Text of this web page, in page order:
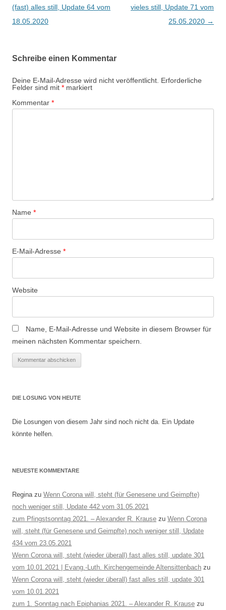
(fast) alles still, Update 64 vom
18.05.2020
vieles still, Update 71 vom
25.05.2020 →
Schreibe einen Kommentar
Deine E-Mail-Adresse wird nicht veröffentlicht. Erforderliche
Felder sind mit * markiert
Kommentar *
Name *
E-Mail-Adresse *
Website
Name, E-Mail-Adresse und Website in diesem Browser für
meinen nächsten Kommentar speichern.
DIE LOSUNG VON HEUTE
Die Losungen von diesem Jahr sind noch nicht da. Ein Update
könnte helfen.
NEUESTE KOMMENTARE
Reginazu Wenn Corona will, steht (für Genesene und Geimpfte)
noch weniger still, Update 442 vom 31.05.2021
zum Pfingstsonntag 2021. – Alexander R. Krause zu Wenn Corona
will, steht (für Genesene und Geimpfte) noch weniger still, Update
434 vom 23.05.2021
Wenn Corona will, steht (wieder überall) fast alles still, update 301
vom 10.01.2021 | Evang.-Luth. Kirchengemeinde Altensittenbach zu
Wenn Corona will, steht (wieder überall) fast alles still, update 301
vom 10.01.2021
zum 1. Sonntag nach Epiphanias 2021. – Alexander R. Krause zu